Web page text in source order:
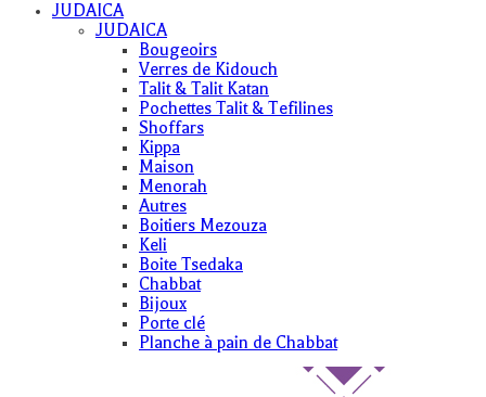
JUDAICA
JUDAICA
Bougeoirs
Verres de Kidouch
Talit & Talit Katan
Pochettes Talit & Tefilines
Shoffars
Kippa
Maison
Menorah
Autres
Boitiers Mezouza
Keli
Boite Tsedaka
Chabbat
Bijoux
Porte clé
Planche à pain de Chabbat